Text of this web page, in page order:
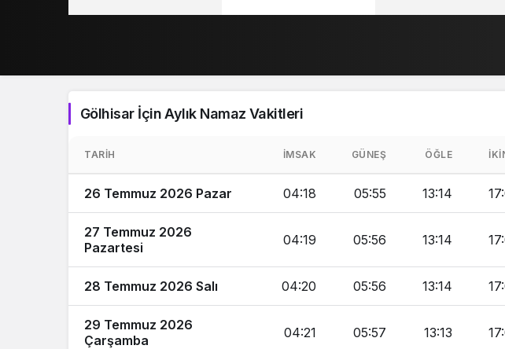
Gölhisar İçin Aylık Namaz Vakitleri
TARIH İMSAK GÜNEŞ ÖĞLE
26 Temmuz 2026 Pazar 04:18 05:55 13:14
27 Temmuz 2026
Pazartesi
04:19 05:56 13:14
28 Temmuz 2026 Salı 04:20 05:56 13:14
29 Temmuz 2026
Çarşamba
04:21 05:57 13:13